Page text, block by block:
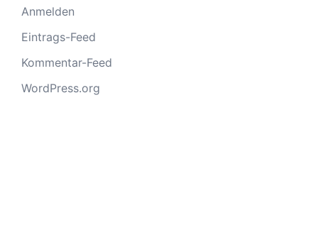
Anmelden
Eintrags-Feed
Kommentar-Feed
WordPress.org